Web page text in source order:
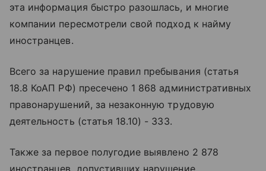
эта информация быстро разошлась, и многие
компании пересмотрели свой подход к найму
иностранцев.
Всего за нарушение правил пребывания (статья
18.8 КоАП РФ) пресечено 1 868 административных
правонарушений, за незаконную трудовую
деятельность (статья 18.10) - 333.
Также за первое полугодие выявлено 2 878
иностранцев, допустивших нарушение